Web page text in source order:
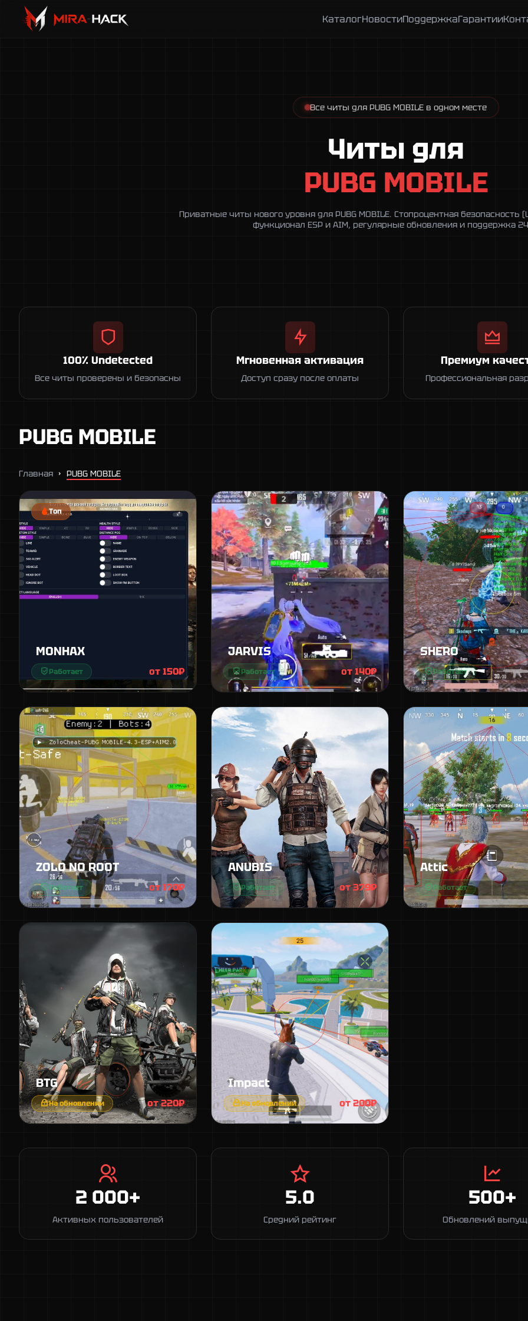
КаталогНовостиПоддержкаГарантии
Все читы для PUBG MOBILE в одном месте
Читы для
PUBG MOBILE
Приватные читы нового уровня для PUBG MOBILE. Стопроцентная безопасность
функционал ESP и AIM, регулярные обновления и поддержка
100% Undetected
Все читы проверены и безопасны
Мгновенная активация
Доступ сразу после оплаты
Премиум
Профессиональная
PUBG MOBILE
Главная PUBG MOBILE
Топ
MONHAX
Работает от 150₽
JARVIS
Работает от 140₽
SHERO
Работает
ZOLO NO ROOT
Работает от 170₽
ANUBIS
Работает от 379₽
Attic
Работает
BTG
На обновлении от 220₽
Impact
На обновлении от 200₽
2 000+
Активных пользователей
5.0
Средний рейтинг
500+
Обновлений